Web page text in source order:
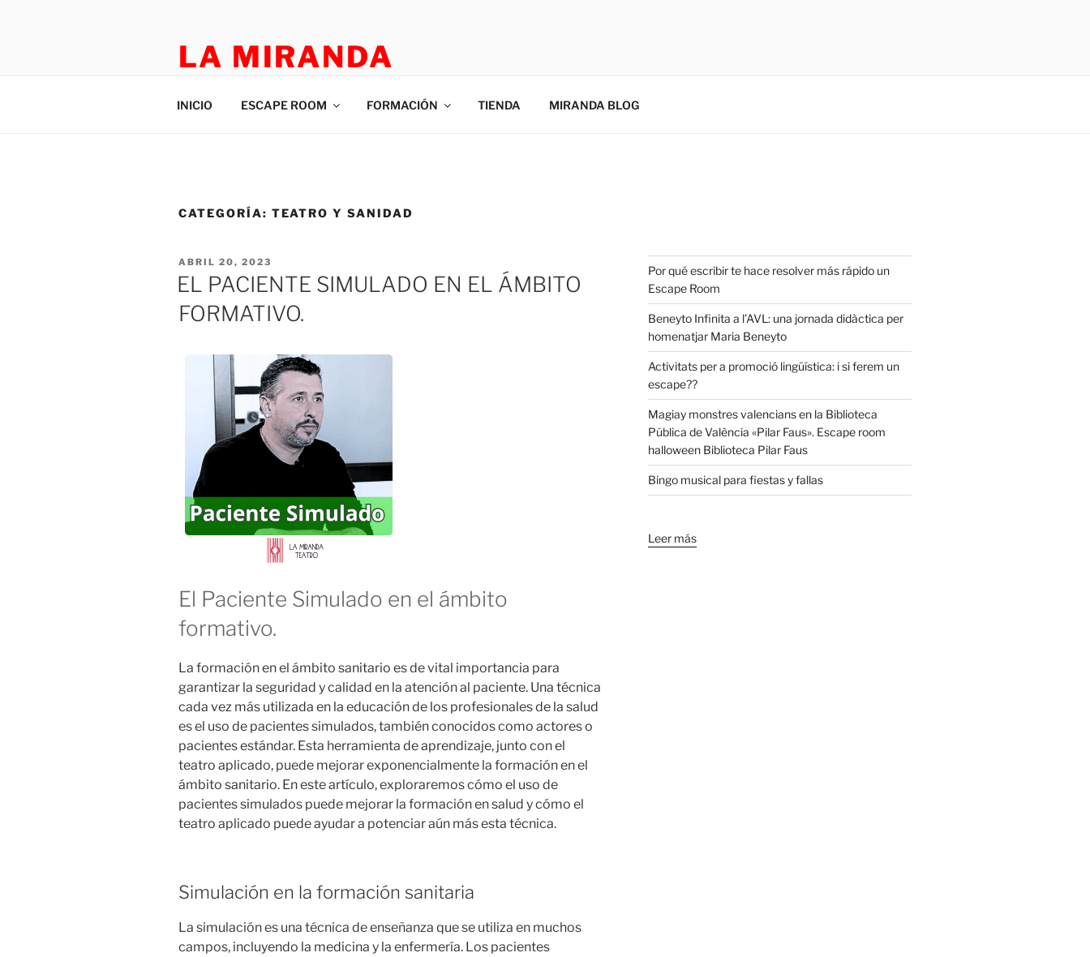
LA MIRANDA
INICIO ESCAPE ROOM FORMACIÓN TIENDA MIRANDA BLOG
CATEGORÍA: TEATRO Y SANIDAD
ABRIL 20, 2023
EL PACIENTE SIMULADO EN EL ÁMBITO
FORMATIVO.
El Paciente Simulado en el ámbito
formativo.
La formación en el ámbito sanitario es de vital importancia para
garantizar la seguridad y calidad en la atención al paciente. Una técnica
cada vez más utilizada en la educación de los profesionales de la salud
es el uso de pacientes simulados, también conocidos como actores o
pacientes estándar. Esta herramienta de aprendizaje, junto con el
teatro aplicado, puede mejorar exponencialmente la formación en el
ámbito sanitario. En este artículo, exploraremos cómo el uso de
pacientes simulados puede mejorar la formación en salud y cómo el
teatro aplicado puede ayudar a potenciar aún más esta técnica.
Simulación en la formación sanitaria
La simulación es una técnica de enseñanza que se utiliza en muchos
campos, incluyendo la medicina y la enfermería. Los pacientes
Por qué escribir te hace resolver más rápido un
Escape Room
Beneyto Infinita a l’AVL: una jornada didàctica per
homenatjar Maria Beneyto
Activitats per a promoció lingüística: i si ferem un
escape??
Magiay monstres valencians en la Biblioteca
Pública de València «Pilar Faus». Escape room
halloween Biblioteca Pilar Faus
Bingo musical para fiestas y fallas
Leer más